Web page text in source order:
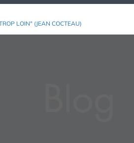
LOIN" (JEAN COCTEAU)